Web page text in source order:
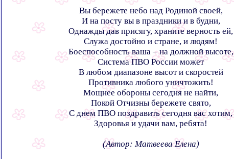
Вы бережете небо над Родиной своей,
И на посту вы в праздники и в будни,
Однажды дав присягу, храните верность ей,
Служа достойно и стране, и людям!
Боеспособность ваша – на должной высоте,
Система ПВО России может
В любом диапазоне высот и скоростей
Противника любого уничтожить!
Мощнее обороны сегодня не найти,
Покой Отчизны бережете свято,
С днем ПВО поздравить сегодня вас хотим,
Здоровья и удачи вам, ребята!
(Автор: Матвеева Елена)